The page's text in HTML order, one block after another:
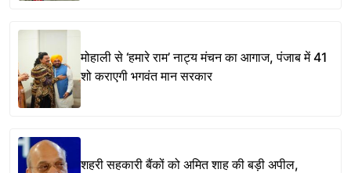
मोहाली से ‘हमारे राम’ नाट्य मंचन का आगाज, पंजाब में 41
शो कराएगी भगवंत मान सरकार
शहरी सहकारी बैंकों को अमित शाह की बड़ी अपील,